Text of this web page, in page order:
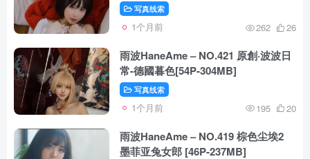
写真线索
1个月前 262 26
雨波HaneAme – NO.421 原創·波波日
常-德國暮色[54P-304MB]
写真线索
1个月前 195 20
雨波HaneAme – NO.419 棕色尘埃2
墨菲亚兔女郎 [46P-237MB]